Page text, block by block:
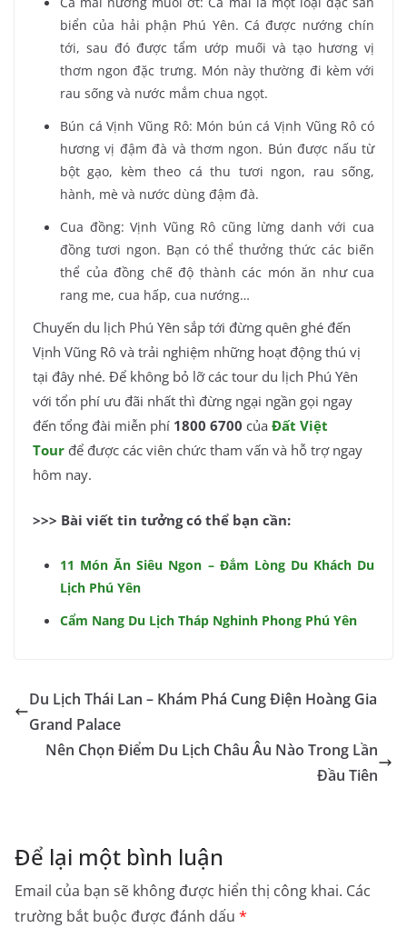
biển của hải phận Phú Yên. Cá được nướng chín
tới, sau đó được tẩm ướp muối và tạo hương vị
thơm ngon đặc trưng. Món này thường đi kèm với
rau sống và nước mắm chua ngọt.
Bún cá Vịnh Vũng Rô: Món bún cá Vịnh Vũng Rô có
hương vị đậm đà và thơm ngon. Bún được nấu từ
bột gạo, kèm theo cá thu tươi ngon, rau sống,
hành, mè và nước dùng đậm đà.
Cua đồng: Vịnh Vũng Rô cũng lừng danh với cua
đồng tươi ngon. Bạn có thể thưởng thức các biến
thể của đồng chế độ thành các món ăn như cua
rang me, cua hấp, cua nướng…
Chuyến du lịch Phú Yên sắp tới đừng quên ghé đến
Vịnh Vũng Rô và trải nghiệm những hoạt động thú vị
tại đây nhé. Để không bỏ lỡ các tour du lịch Phú Yên
với tổn phí ưu đãi nhất thì đừng ngại ngần gọi ngay
đến tổng đài miễn phí 1800 6700 của Đất Việt
Tour để được các viên chức tham vấn và hỗ trợ ngay
hôm nay.
>>> Bài viết tin tưởng có thể bạn cần:
11 Món Ăn Siêu Ngon – Đắm Lòng Du Khách Du
Lịch Phú Yên
Cẩm Nang Du Lịch Tháp Nghinh Phong Phú Yên
Du Lịch Thái Lan – Khám Phá Cung Điện Hoàng Gia
Grand Palace
Nên Chọn Điểm Du Lịch Châu Âu Nào Trong Lần
Đầu Tiên
Để lại một bình luận
Email của bạn sẽ không được hiển thị công khai. Các
trường bắt buộc được đánh dấu *